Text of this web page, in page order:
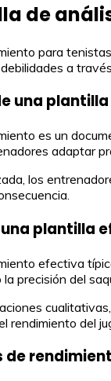
de
para
a
una
es un
adaptar
los
plantilla
efectiva
precisión del
rendimiento del